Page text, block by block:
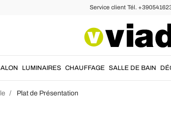
Service client Tél.
LUMINAIRES CHAUFFAGE SALLE DE BAIN
Plat de Présentation